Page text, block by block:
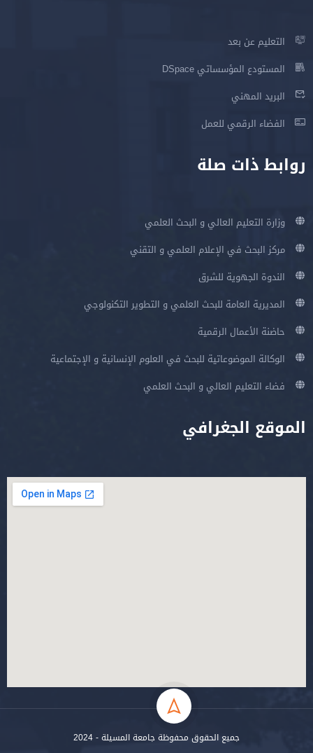
التعليم عن بعد
المستودع المؤسساتي DSpace
البريد المهني
الفضاء الرقمي للعمل
روابط ذات صلة
وزارة التعليم العالي و البحث العلمي
مركز البحث في الإعلام العلمي و التقني
الندوة الجهوية للشرق
المديرية العامة للبحث العلمي و التطوير التكنولوجي
حاضنة الأعمال الرقمية
الوكالة الموضوعاتية للبحث في العلوم الإنسانية و الإجتماعية
فضاء التعليم العالي و البحث العلمي
الموقع الجغرافي
جميع الحقوق محفوظة جامعة المسيلة - 2024